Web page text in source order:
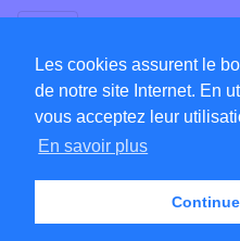
Les cookies assurent le
de notre site Internet. En
vous acceptez leur
En savoir plus
Accueil
Catalogue ATC -